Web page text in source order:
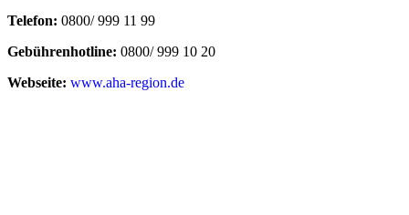
Telefon: 0800/ 999 11 99
Gebührenhotline: 0800/ 999 10 20
Webseite: www.aha-region.de